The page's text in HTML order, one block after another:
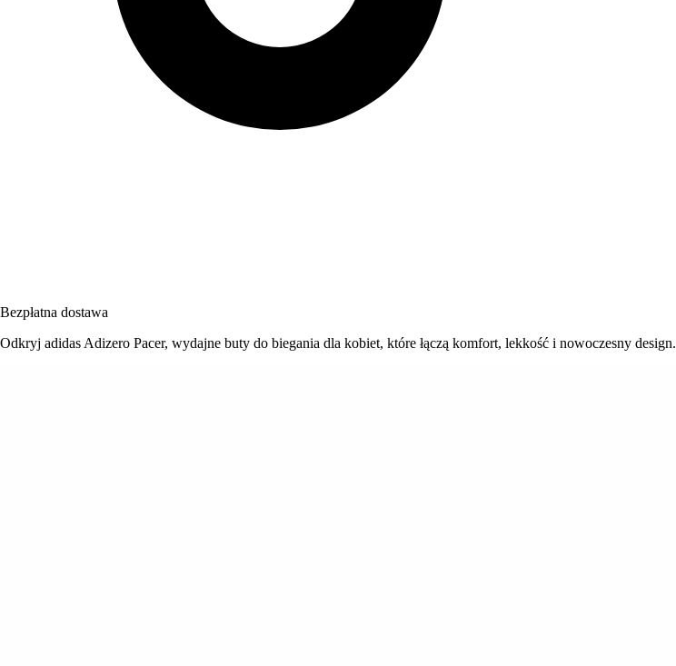
Bezpłatna dostawa
Odkryj adidas Adizero Pacer, wydajne buty do biegania dla kobiet, które łączą komfort, lekkość i nowoczesny design.